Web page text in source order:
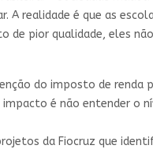
realidade é que as
de pior qualidade, eles
do imposto de
é não entender o
da Fiocruz que